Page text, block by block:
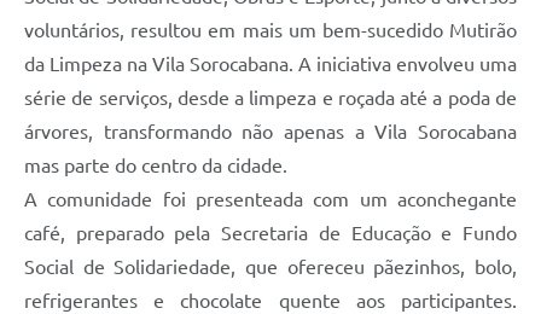
voluntários, resultou em mais um bem-sucedido Mutirão
da Limpeza na Vila Sorocabana. A iniciativa envolveu uma
série de serviços, desde a limpeza e roçada até a poda de
árvores, transformando não apenas a Vila Sorocabana
mas parte do centro da cidade.
A comunidade foi presenteada com um aconchegante
café, preparado pela Secretaria de Educação e Fundo
Social de Solidariedade, que ofereceu pãezinhos, bolo,
refrigerantes e chocolate quente aos participantes.